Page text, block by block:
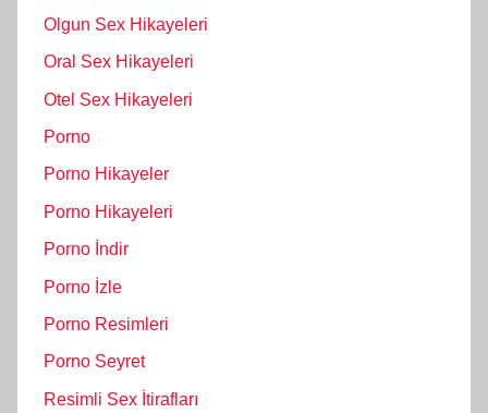
Olgun Sex Hikayeleri
Oral Sex Hikayeleri
Otel Sex Hikayeleri
Porno
Porno Hikayeler
Porno Hikayeleri
Porno İndir
Porno İzle
Porno Resimleri
Porno Seyret
Resimli Sex İtirafları